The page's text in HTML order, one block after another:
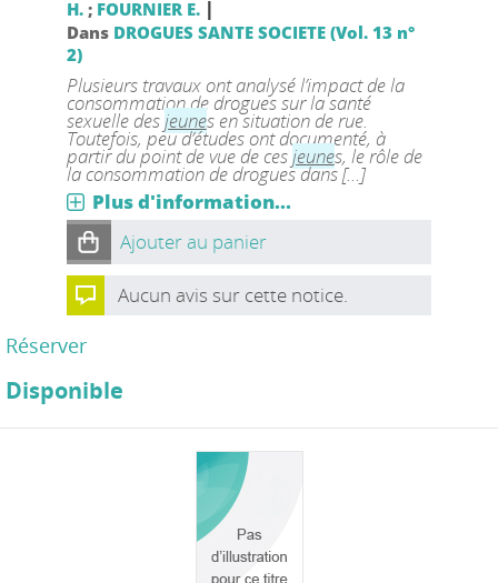
H.; FOURNIER E. |
Dans DROGUES SANTE SOCIETE (Vol. 13 n°
2)
Plusieurs travaux ont analysé l’impact de la
consommation de drogues sur la santé
sexuelle desjeunes en situation de rue.
Toutefois, peu d’études ont documenté, à
partir du point de vue de cesjeunes, le rôle de
la consommation de drogues dans [...]
Plus d'information...
Ajouter au panier
Aucun avis sur cette notice.
Réserver
Disponible